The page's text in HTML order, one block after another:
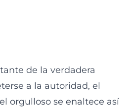
de la verdadera
a la autoridad, el
orgulloso se enaltece así